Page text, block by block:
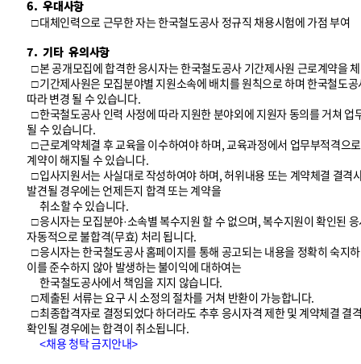
6. 우대사항
□ 대체인력으로 근무한 자는 한국철도공사 정규직 채용시험에 가점 부여
7. 기타 유의사항
□ 본 공개모집에 합격한 응시자는 한국철도공사 기간제사원 근로계약을
□ 기간제사원은 모집분야별 지원소속에 배치를 원칙으로 하며 한국철도
따라 변경 될 수 있습니다.
□ 한국철도공사 인력 사정에 따라 지원한 분야외에 지원자 동의를 거쳐 업
될 수 있습니다.
□ 근로계약체결 후 교육을 이수하여야 하며, 교육과정에서 업무부적격으
계약이 해지될 수 있습니다.
□ 입사지원서는 사실대로 작성하여야 하며, 허위내용 또는 계약체결 결격
발견될 경우에는 언제든지 합격 또는 계약을
취소할 수 있습니다.
□ 응시자는 모집분야·소속별 복수지원 할 수 없으며, 복수지원이 확인된
자동적으로 불합격(무효) 처리 됩니다.
□ 응시자는 한국철도공사 홈페이지를 통해 공고되는 내용을 정확히 숙지
이를 준수하지 않아 발생하는 불이익에 대하여는
한국철도공사에서 책임을 지지 않습니다.
□ 제출된 서류는 요구 시 소정의 절차를 거쳐 반환이 가능합니다.
□ 최종합격자로 결정되었다 하더라도 추후 응시자격 제한 및 계약체결 결
확인될 경우에는 합격이 취소됩니다.
<채용 청탁 금지안내>